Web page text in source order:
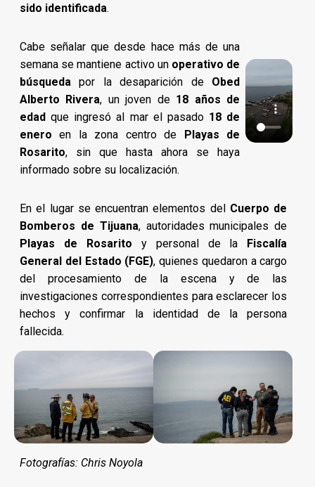
sido identificada.
Cabe señalar que desde hace más de una
semana se mantiene activo un operativo de
búsqueda por la desaparición de Obed
Alberto Rivera, un joven de 18 años de
edad que ingresó al mar el pasado 18 de
enero en la zona centro de Playas de
Rosarito, sin que hasta ahora se haya
informado sobre su localización.
En el lugar se encuentran elementos del Cuerpo de
Bomberos de Tijuana, autoridades municipales de
Playas de Rosarito y personal de la Fiscalía
General del Estado (FGE), quienes quedaron a cargo
del procesamiento de la escena y de las
investigaciones correspondientes para esclarecer los
hechos y confirmar la identidad de la persona
fallecida.
Fotografías: Chris Noyola